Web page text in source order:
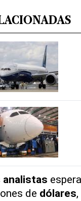
analistas
de dólares